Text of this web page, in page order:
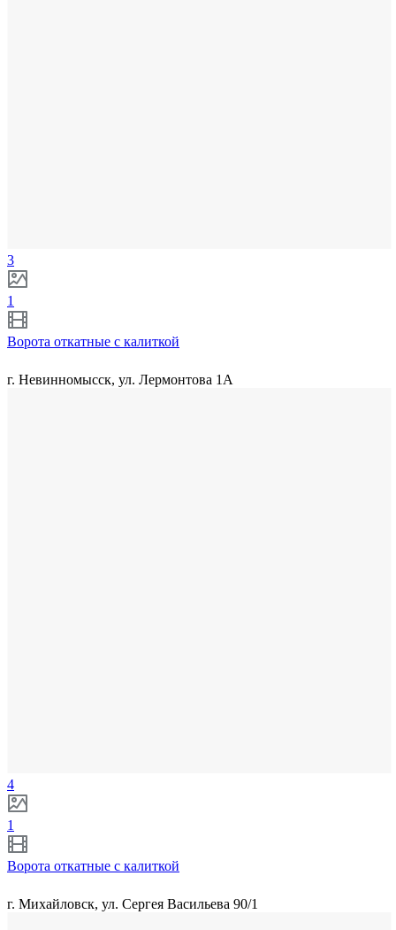
3
1
Ворота откатные с калиткой
г. Невинномысск, ул. Лермонтова 1А
4
1
Ворота откатные с калиткой
г. Михайловск, ул. Сергея Васильева 90/1